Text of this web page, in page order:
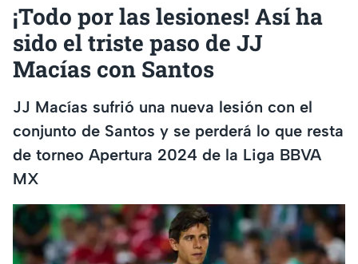
¡Todo por las lesiones! Así ha
sido el triste paso de JJ
Macías con Santos
JJ Macías sufrió una nueva lesión con el
conjunto de Santos y se perderá lo que resta
de torneo Apertura 2024 de la Liga BBVA
MX